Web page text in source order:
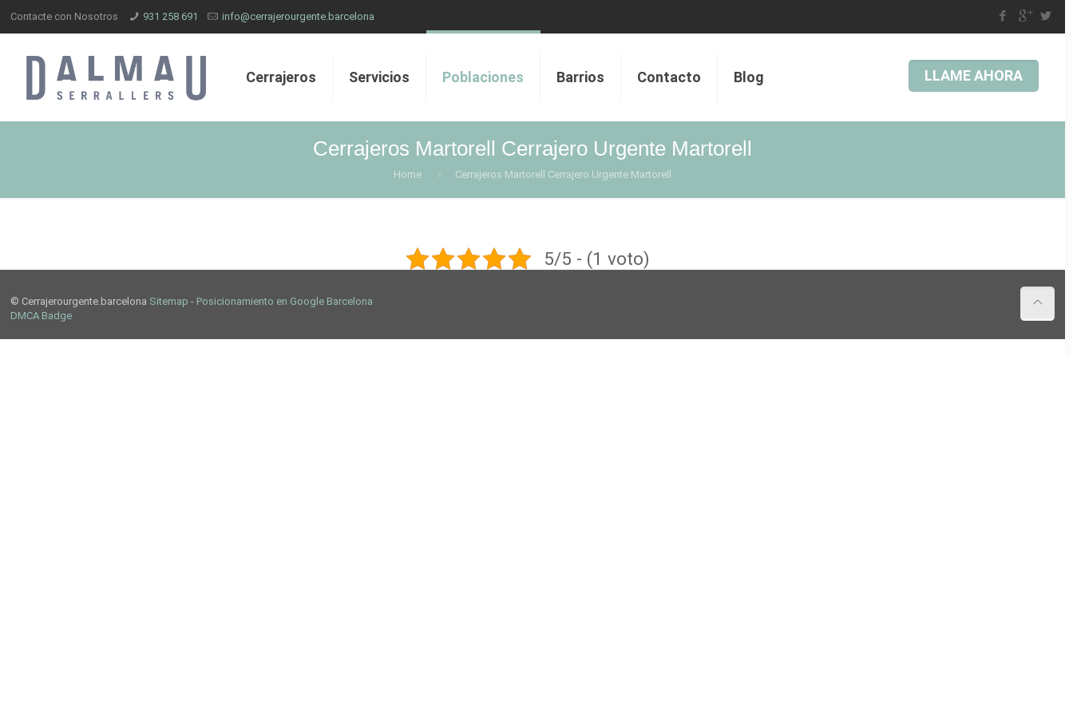
Contacte con Nosotros 931 258 691 info@cerrajerourgente.barcelona
Cerrajeros Servicios Poblaciones Barrios Contacto Blog LLAME AHORA
Cerrajeros Martorell Cerrajero Urgente Martorell
Home Cerrajeros Martorell Cerrajero Urgente Martorell
5/5 - (1 voto)
© Cerrajerourgente.barcelona Sitemap - Posicionamiento en Google Barcelona
DMCA Badge